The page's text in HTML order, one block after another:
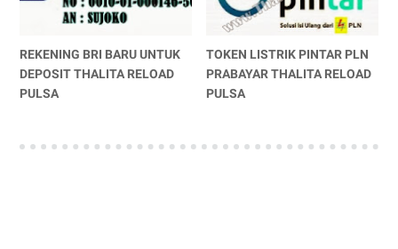
REKENING BRI BARU UNTUK
DEPOSIT THALITA RELOAD
PULSA
TOKEN LISTRIK PINTAR PLN
PRABAYAR THALITA RELOAD
PULSA